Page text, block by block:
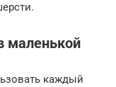
маленькой
каждый